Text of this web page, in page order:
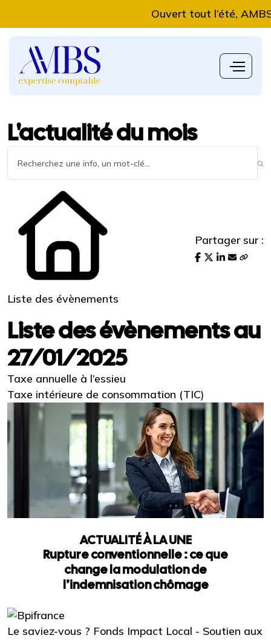
Ouvert tout l’été, AMBS
L'actualité du mois
Liste des évènements
Partager sur :
Liste des évènements au
27/01/2025
Taxe annuelle à l’essieu
Taxe intérieure de consommation (TIC)
ACTUALITÉ À LA UNE
Rupture conventionnelle : ce que
change la modulation de
l’indemnisation chômage
Le saviez-vous ? Fonds Impact Local - Soutien aux